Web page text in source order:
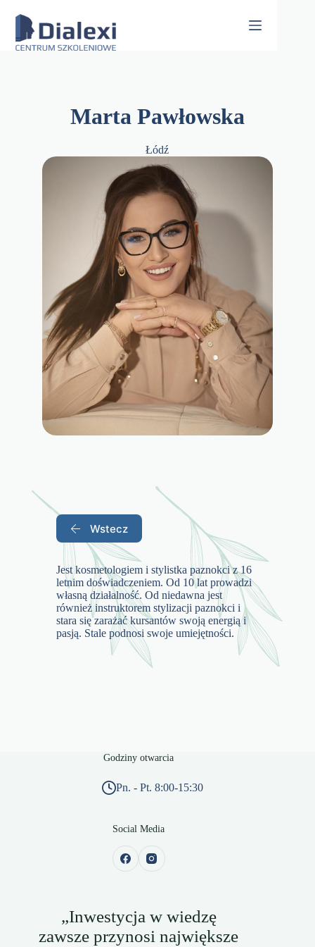
content
Marta Pawłowska
Łódź
Wstecz
Jest kosmetologiem i stylistka paznokci z 16
letnim doświadczeniem. Od 10 lat prowadzi
własną działalność. Od niedawna jest
również instruktorem stylizacji paznokci i
stara się zarażać kursantów swoją energią i
pasją. Stale podnosi swoje umiejętności.
Godziny otwarcia
Pn. - Pt. 8:00-15:30
Social Media
„Inwestycja w wiedzę
zawsze przynosi największe